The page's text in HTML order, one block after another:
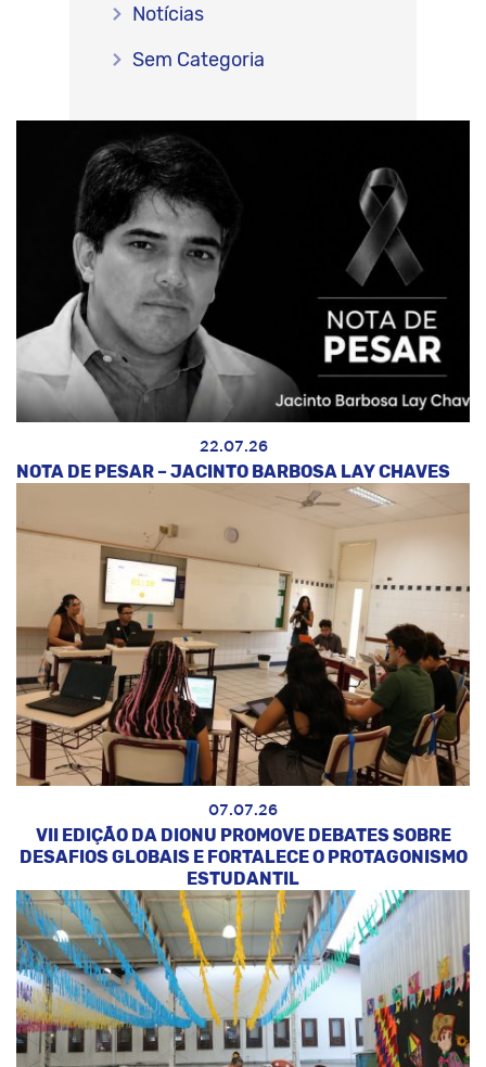
22.07.26
NOTA DE PESAR – JACINTO BARBOSA LAY CHAVES
07.07.26
VII EDIÇÃO DA DIONU PROMOVE DEBATES SOBRE
DESAFIOS GLOBAIS E FORTALECE O PROTAGONISMO
ESTUDANTIL
Notícias
Sem Categoria